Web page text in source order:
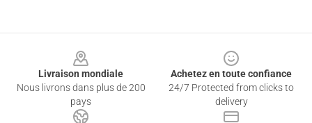
Livraison mondiale
Nous livrons dans plus de 200
pays
Achetez en toute confiance
24/7 Protected from clicks to
delivery